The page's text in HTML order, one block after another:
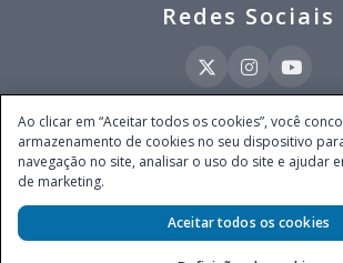
Redes Sociais
Este site é operado pela Ventmear Brasil LTDA (CNPJ
endereço na Avenida Brigadeiro Faria Lima, nº 4.055,
Município de São Paulo, Estado de São Paulo, CEP
autorizada a operar apostas de quota fixa em todo
Secretaria de Prêmios e Apostas do Ministério da
247, de 07.02.2025, publicada no DOU em
Ao clicar em “Aceitar todos os cookies”, você
armazenamento de cookies no seu dispositivo
navegação no site, analisar o uso do site e ajudar
de marketing.
Aceitar todos os cookies